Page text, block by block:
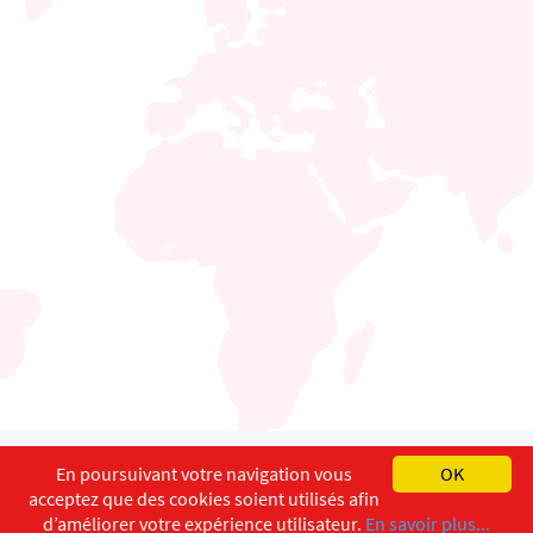
English Français
Copyright ©ISEC-AdW Impressum
OK
En poursuivant votre navigation vous
acceptez que des cookies soient utilisés afin
d’améliorer votre expérience utilisateur. En savoir plus...